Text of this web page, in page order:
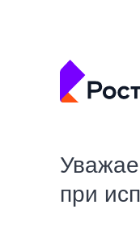
при